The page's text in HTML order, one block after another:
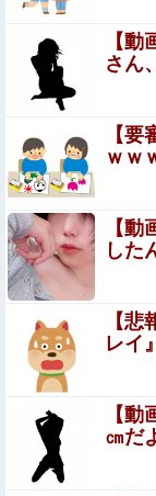
彼女と定食屋
文。俺「食べ
夫」俺は足りね
いの？冷めたわ。
長崎の語り部お
（85）も中学生
熊本避難所で大
と行政側に止め
【お通し食べ放
ｗｗｗｗｗ（画
【日向坂46】
【衝撃】吉岡里
出して触らせる・
【にじさんじ】
よ！」→ おしり
ガチめにしばかれ
【
さん
【
ｗｗ
【
した
【
レイ
【
㎝だ